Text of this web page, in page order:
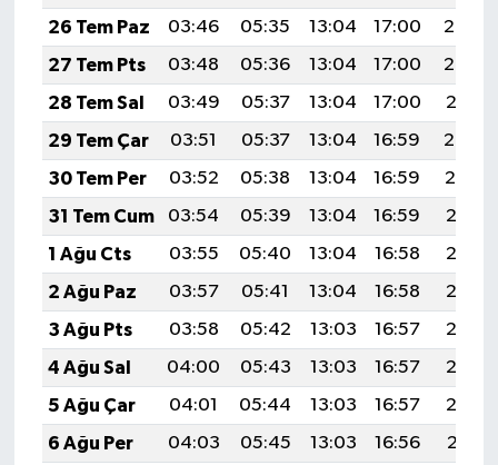
26 Tem Paz
03:46 05:35 13:04 17:00
20:23
27 Tem Pts
03:48 05:36 13:04 17:00
20:22
28 Tem Sal
03:49 05:37 13:04 17:00
20:21
29 Tem Çar
03:51 05:37 13:04 16:59
20:20
30 Tem Per
03:52 05:38 13:04 16:59
20:19
31 Tem Cum
03:54 05:39 13:04 16:59
20:18
1 Ağu Cts
03:55 05:40 13:04 16:58
20:17
2 Ağu Paz
03:57 05:41 13:04 16:58
20:16
3 Ağu Pts
03:58 05:42 13:03 16:57
20:15
4 Ağu Sal
04:00 05:43 13:03 16:57
20:13
5 Ağu Çar
04:01 05:44 13:03 16:57
20:12
6 Ağu Per
04:03 05:45 13:03 16:56
20:11